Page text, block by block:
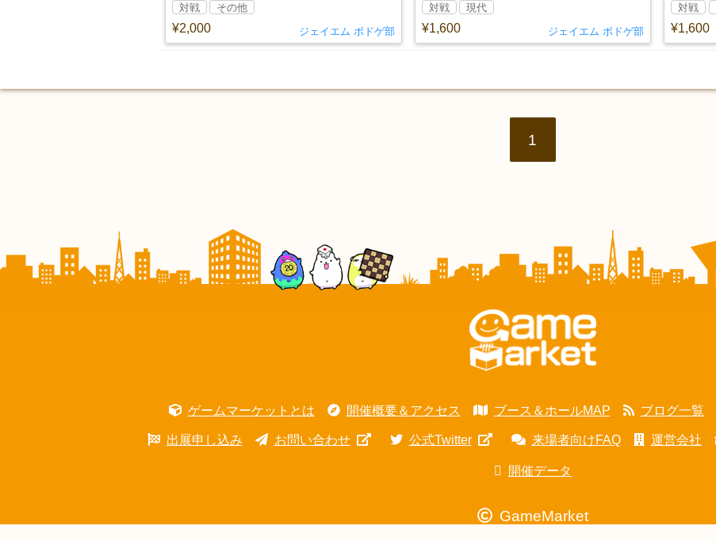
¥2,000
対戦 その他
ジェイエム ボドゲ部 ¥1,600
対戦 現代
ジェイエム ボドゲ部 ¥1,600
対戦
1
ゲームマーケットとは 開催概要＆アクセス ブース＆ホールMAP ブログ一覧
出展申し込み お問い合わせ 公式Twitter 来場者向けFAQ 運営会社
開催データ
GameMarket